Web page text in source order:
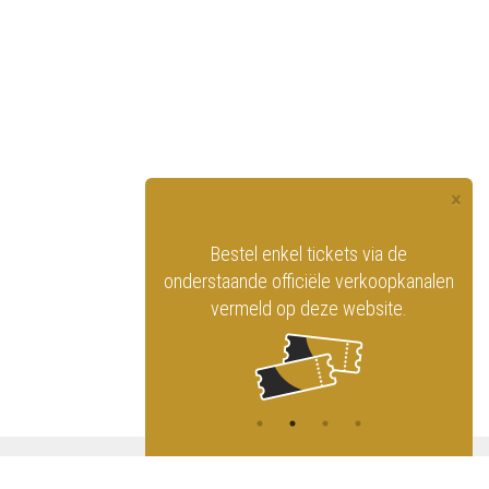
×
Bestel enkel tickets via de
onderstaande officiële verkoopkanalen
vermeld op deze website.